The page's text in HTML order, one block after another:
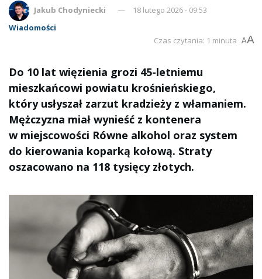
Jakub Chodyniecki
18 lutego 2026 - 09:53
Wiadomości
Czas czytania: 1 minuta AA
Do 10 lat więzienia grozi 45-letniemu
mieszkańcowi powiatu krośnieńskiego,
który usłyszał zarzut kradzieży z włamaniem.
Mężczyzna miał wynieść z kontenera
w miejscowości Równe alkohol oraz system
do kierowania koparką kołową. Straty
oszacowano na 118 tysięcy złotych.